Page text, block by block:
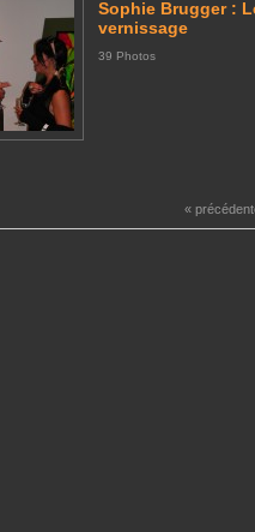
Sophie Brugger :
vernissage
39 Photos
«